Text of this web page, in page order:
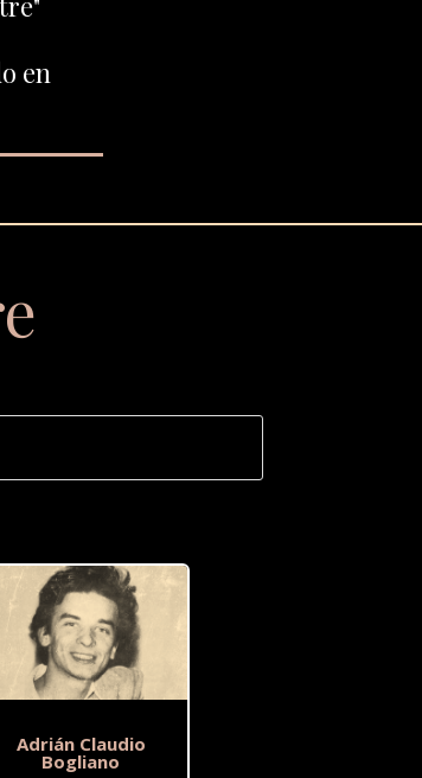
en
Adrián Claudio
Bogliano